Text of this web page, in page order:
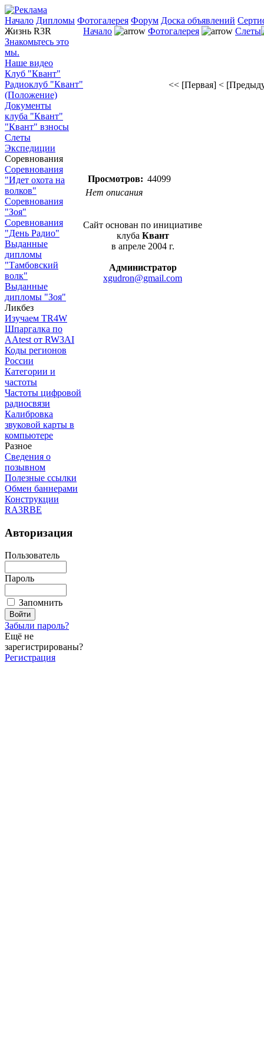
Начало Дипломы Фотогалерея Форум Доска объявлений
Жизнь R3R
Знакомьтесь это
мы.
Наше видео
Клуб "Квант"
Радиоклуб "Квант"
(Положение)
Документы
клуба "Квант"
"Квант" взносы
Слеты
Экспедиции
Соревнования
Соревнования
"Идет охота на
волков"
Соревнования
"Зоя"
Соревнования
"День Радио"
Выданные
дипломы
"Тамбовский
волк"
Выданные
дипломы "Зоя"
Ликбез
Изучаем TR4W
Шпаргалка по
AAtest от RW3AI
Коды регионов
России
Категории и
частоты
Частоты цифровой
радиосвязи
Калибровка
звуковой карты в
компьютере
Разное
Сведения о
позывном
Полезные ссылки
Обмен баннерами
Конструкции
RA3RBE
Авторизация
Пользователь
Пароль
Запомнить
Забыли пароль?
Ещё не
зарегистрированы?
Регистрация
Начало Фотогалерея Слеты
<< [Первая] <
Просмотров: 44099
Нет описания
Сайт основан по инициативе
клуба Квант
в апреле 2004 г.
Администратор
xgudron@gmail.com